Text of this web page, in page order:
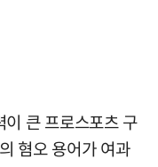
큰 프로스포츠 구
혐오 용어가 여과